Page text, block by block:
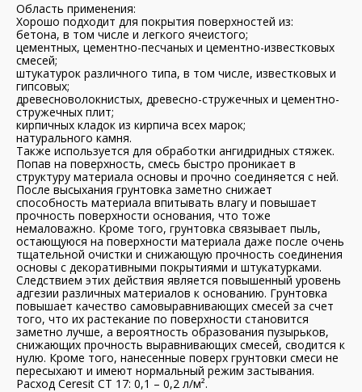
Область применения:
Хорошо подходит для покрытия поверхностей из:
бетона, в том числе и легкого ячеистого;
цементных, цементно-песчаных и цементно-известковых
смесей;
штукатурок различного типа, в том числе, известковых и
гипсовых;
древесноволокнистых, древесно-стружечных и цементно-
стружечных плит;
кирпичных кладок из кирпича всех марок;
натурального камня.
Также используется для обработки ангидридных стяжек.
Попав на поверхность, смесь быстро проникает в
структуру материала основы и прочно соединяется с ней.
После высыхания грунтовка заметно снижает
способность материала впитывать влагу и повышает
прочность поверхности основания, что тоже
немаловажно. Кроме того, грунтовка связывает пыль,
остающуюся на поверхности материала даже после очень
тщательной очистки и снижающую прочность соединения
основы с декоративными покрытиями и штукатурками.
Следствием этих действия является повышенный уровень
адгезии различных материалов к основанию. Грунтовка
повышает качество самовыравнивающих смесей за счет
того, что их растекание по поверхности становится
заметно лучше, а вероятность образования пузырьков,
снижающих прочность выравнивающих смесей, сводится к
нулю. Кроме того, нанесенные поверх грунтовки смеси не
пересыхают и имеют нормальный режим застывания.
Расход Ceresit CT 17: 0,1 – 0,2 л/м².